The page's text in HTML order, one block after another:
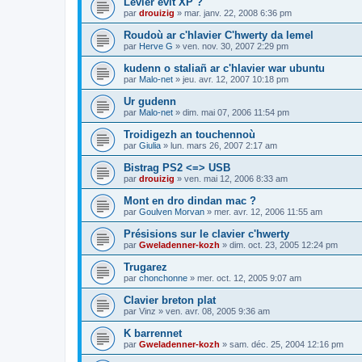
par drouizig » mar. janv. 22, 2008 6:36 pm
Roudoù ar c'hlavier C'hwerty da lemel
par Herve G » ven. nov. 30, 2007 2:29 pm
kudenn o staliañ ar c'hlavier war ubuntu
par Malo-net » jeu. avr. 12, 2007 10:18 pm
Ur gudenn
par Malo-net » dim. mai 07, 2006 11:54 pm
Troidigezh an touchennoù
par Giulia » lun. mars 26, 2007 2:17 am
Bistrag PS2 <=> USB
par drouizig » ven. mai 12, 2006 8:33 am
Mont en dro dindan mac ?
par Goulven Morvan » mer. avr. 12, 2006 11:55 am
Présisions sur le clavier c'hwerty
par Gweladenner-kozh » dim. oct. 23, 2005 12:24 pm
Trugarez
par chonchonne » mer. oct. 12, 2005 9:07 am
Clavier breton plat
par Vinz » ven. avr. 08, 2005 9:36 am
K barrennet
par Gweladenner-kozh » sam. déc. 25, 2004 12:16 pm